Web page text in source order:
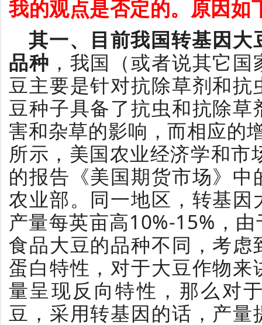
我的观点是否定的。原因如
其一、目前我国转基因
品种 ，我国（或者说其它
豆主要是针对抗除草剂和
豆种子具备了抗虫和抗除
害和杂草的影响，而相应的
所示，美国农业经济学和
的报告《美国期货市场》
农业部。同一地区，转基
产量每英亩高10%-15%，
食品大豆的品种不同，考
蛋白特性，对于大豆作物
量呈现反向特性，那么对
豆，采用转基因的话，产